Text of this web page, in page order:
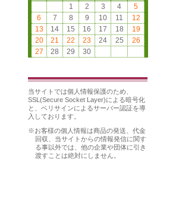
1
2 3 4
5
6
7 8 9 10 11
12
13
14 15 16 17 18
19
20
21 22 23 24 25
26
27
28 29 30
当サイトでは個人情報保護のため、
SSL(Secure Socket Layer)による暗号化
と、ベリサインによるサーバー認証を導
入しております。
※お客様の個人情報は商品の発送、代金
回収、当サイトからの情報発信に関す
る事以外では、他の企業や団体に引き
渡すことは絶対にしません。